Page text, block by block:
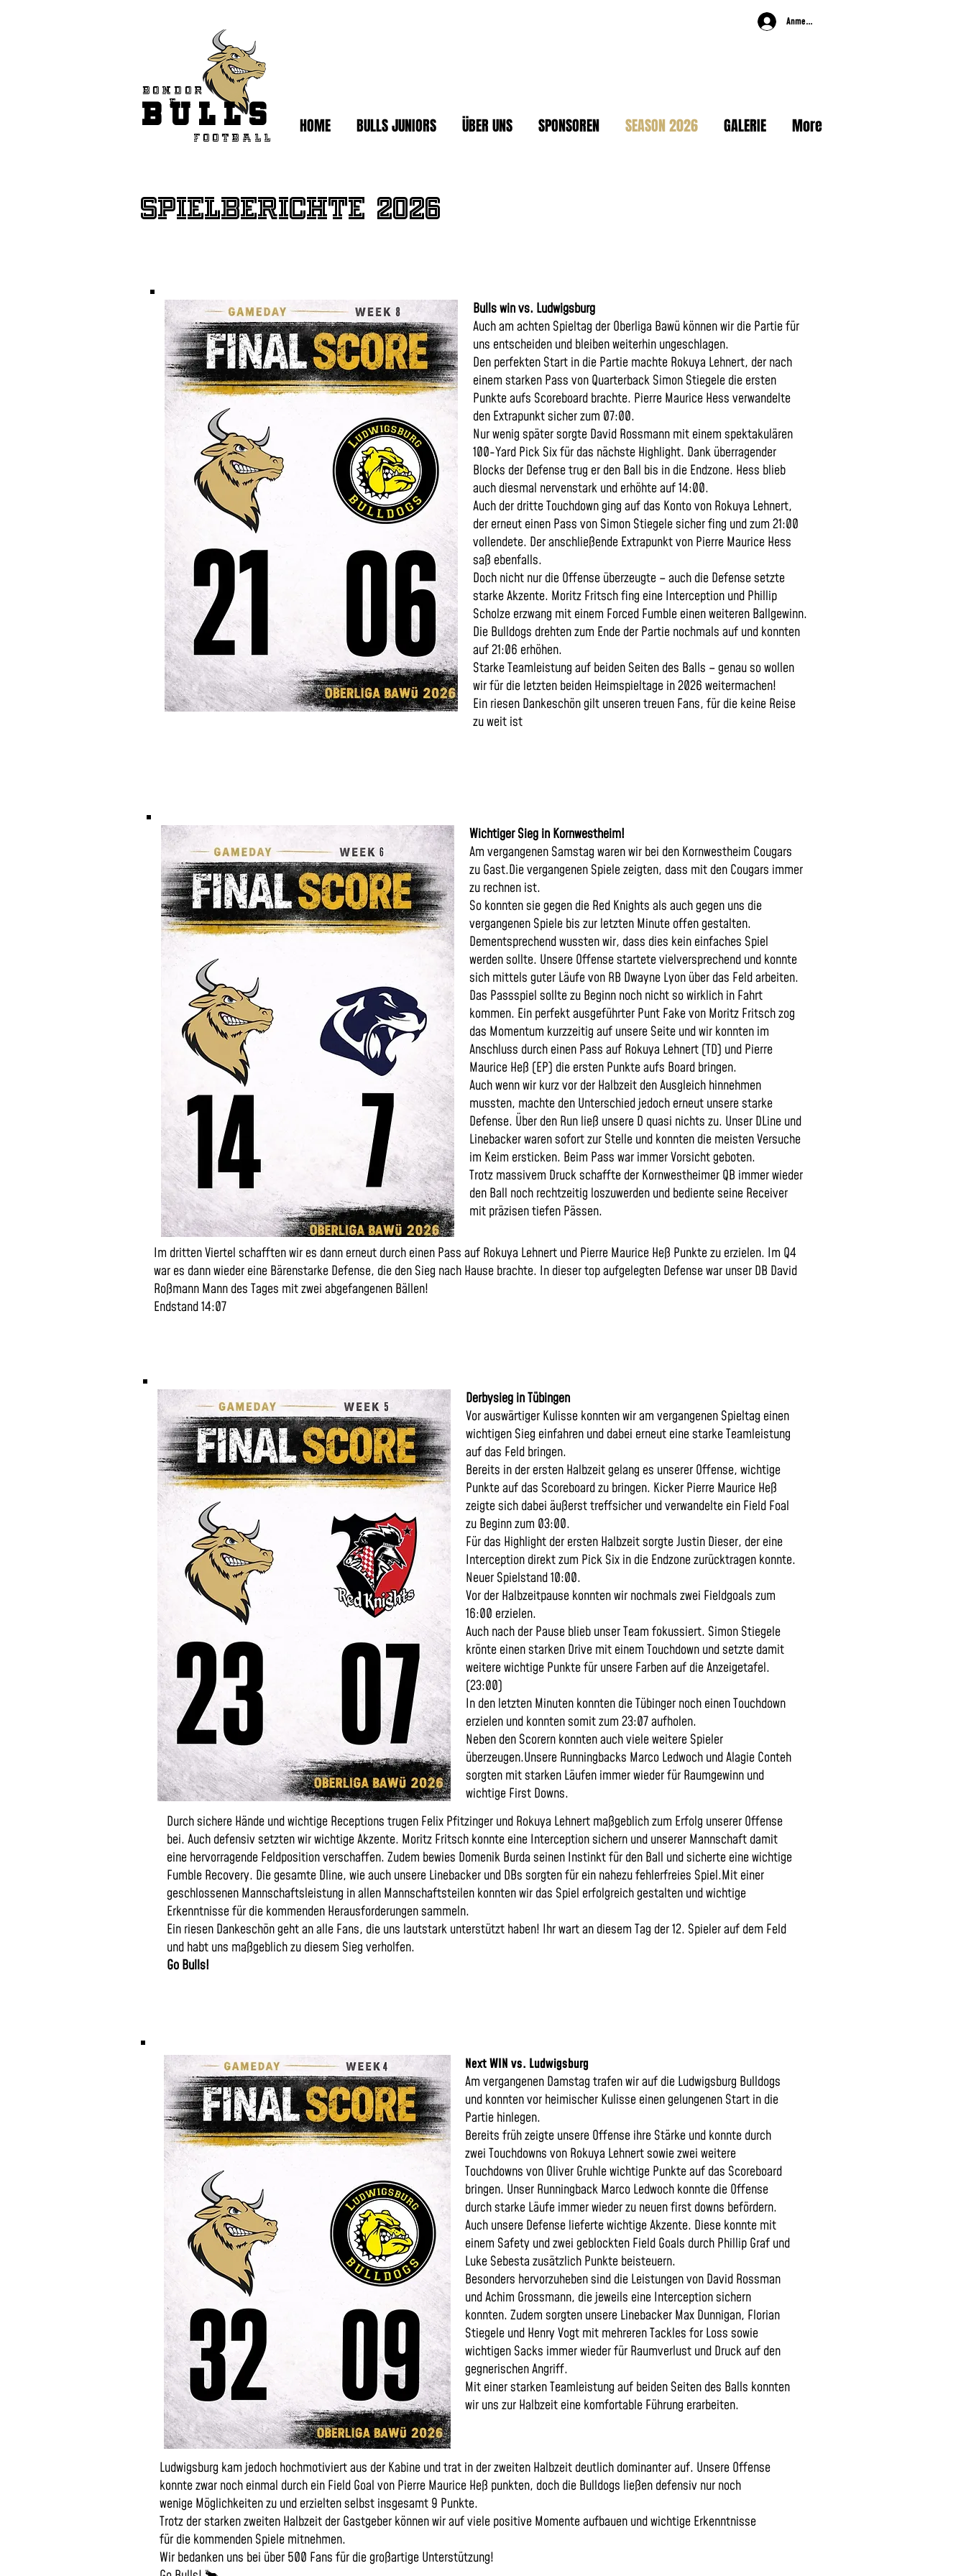
Bondor
f
BULLS
Football
Anmelden
HOME BULLS JUNIORS ÜBER UNS SPONSOREN SEASON 2026 GALERIE More
Spielberichte 2026
Bulls win vs. Ludwigsburg
Auch am achten Spieltag der Oberliga Bawü können wir die Partie für
uns entscheiden und bleiben weiterhin ungeschlagen.
Den perfekten Start in die Partie machte Rokuya Lehnert, der nach
einem starken Pass von Quarterback Simon Stiegele die ersten
Punkte aufs Scoreboard brachte. Pierre Maurice Hess verwandelte
den Extrapunkt sicher zum 07:00.
Nur wenig später sorgte David Rossmann mit einem spektakulären
100-Yard Pick Six für das nächste Highlight. Dank überragender
Blocks der Defense trug er den Ball bis in die Endzone. Hess blieb
auch diesmal nervenstark und erhöhte auf 14:00.
Auch der dritte Touchdown ging auf das Konto von Rokuya Lehnert,
der erneut einen Pass von Simon Stiegele sicher fing und zum 21:00
vollendete. Der anschließende Extrapunkt von Pierre Maurice Hess
saß ebenfalls.
Doch nicht nur die Offense überzeugte – auch die Defense setzte
starke Akzente. Moritz Fritsch fing eine Interception und Phillip
Scholze erzwang mit einem Forced Fumble einen weiteren Ballgewinn.
Die Bulldogs drehten zum Ende der Partie nochmals auf und konnten
auf 21:06 erhöhen.
Starke Teamleistung auf beiden Seiten des Balls – genau so wollen
wir für die letzten beiden Heimspieltage in 2026 weitermachen!
Ein riesen Dankeschön gilt unseren treuen Fans, für die keine Reise
zu weit ist
Wichtiger Sieg in Kornwestheim!
Am vergangenen Samstag waren wir bei den Kornwestheim Cougars
zu Gast.Die vergangenen Spiele zeigten, dass mit den Cougars immer
zu rechnen ist.
So konnten sie gegen die Red Knights als auch gegen uns die
vergangenen Spiele bis zur letzten Minute offen gestalten.
Dementsprechend wussten wir, dass dies kein einfaches Spiel
werden sollte. Unsere Offense startete vielversprechend und konnte
sich mittels guter Läufe von RB Dwayne Lyon über das Feld arbeiten.
Das Passspiel sollte zu Beginn noch nicht so wirklich in Fahrt
kommen. Ein perfekt ausgeführter Punt Fake von Moritz Fritsch zog
das Momentum kurzzeitig auf unsere Seite und wir konnten im
Anschluss durch einen Pass auf Rokuya Lehnert (TD) und Pierre
Maurice Heß (EP) die ersten Punkte aufs Board bringen.
Auch wenn wir kurz vor der Halbzeit den Ausgleich hinnehmen
mussten, machte den Unterschied jedoch erneut unsere starke
Defense. Über den Run ließ unsere D quasi nichts zu. Unser DLine und
Linebacker waren sofort zur Stelle und konnten die meisten Versuche
im Keim ersticken. Beim Pass war immer Vorsicht geboten.
Trotz massivem Druck schaffte der Kornwestheimer QB immer wieder
den Ball noch rechtzeitig loszuwerden und bediente seine Receiver
mit präzisen tiefen Pässen.
Im dritten Viertel schafften wir es dann erneut durch einen Pass auf Rokuya Lehnert und Pierre Maurice Heß Punkte zu erzielen. Im Q4
war es dann wieder eine Bärenstarke Defense, die den Sieg nach Hause brachte. In dieser top aufgelegten Defense war unser DB David
Roßmann Mann des Tages mit zwei abgefangenen Bällen!
Endstand 14:07
Derbysieg in Tübingen
Vor auswärtiger Kulisse konnten wir am vergangenen Spieltag einen
wichtigen Sieg einfahren und dabei erneut eine starke Teamleistung
auf das Feld bringen.
Bereits in der ersten Halbzeit gelang es unserer Offense, wichtige
Punkte auf das Scoreboard zu bringen. Kicker Pierre Maurice Heß
zeigte sich dabei äußerst treffsicher und verwandelte ein Field Foal
zu Beginn zum 03:00.
Für das Highlight der ersten Halbzeit sorgte Justin Dieser, der eine
Interception direkt zum Pick Six in die Endzone zurücktragen konnte.
Neuer Spielstand 10:00.
Vor der Halbzeitpause konnten wir nochmals zwei Fieldgoals zum
16:00 erzielen.
Auch nach der Pause blieb unser Team fokussiert. Simon Stiegele
krönte einen starken Drive mit einem Touchdown und setzte damit
weitere wichtige Punkte für unsere Farben auf die Anzeigetafel.
(23:00)
In den letzten Minuten konnten die Tübinger noch einen Touchdown
erzielen und konnten somit zum 23:07 aufholen.
Neben den Scorern konnten auch viele weitere Spieler
überzeugen.Unsere Runningbacks Marco Ledwoch und Alagie Conteh
sorgten mit starken Läufen immer wieder für Raumgewinn und
wichtige First Downs.
Durch sichere Hände und wichtige Receptions trugen Felix Pfitzinger und Rokuya Lehnert maßgeblich zum Erfolg unserer Offense
bei. Auch defensiv setzten wir wichtige Akzente. Moritz Fritsch konnte eine Interception sichern und unserer Mannschaft damit
eine hervorragende Feldposition verschaffen. Zudem bewies Domenik Burda seinen Instinkt für den Ball und sicherte eine wichtige
Fumble Recovery. Die gesamte Dline, wie auch unsere Linebacker und DBs sorgten für ein nahezu fehlerfreies Spiel.Mit einer
geschlossenen Mannschaftsleistung in allen Mannschaftsteilen konnten wir das Spiel erfolgreich gestalten und wichtige
Erkenntnisse für die kommenden Herausforderungen sammeln.
Ein riesen Dankeschön geht an alle Fans, die uns lautstark unterstützt haben! Ihr wart an diesem Tag der 12. Spieler auf dem Feld
und habt uns maßgeblich zu diesem Sieg verholfen.
Go Bulls!
Ludwigsburg kam jedoch hochmotiviert aus der Kabine und trat in der zweiten Halbzeit deutlich dominanter auf. Unsere Offense
konnte zwar noch einmal durch ein Field Goal von Pierre Maurice Heß punkten, doch die Bulldogs ließen defensiv nur noch
wenige Möglichkeiten zu und erzielten selbst insgesamt 9 Punkte.
Trotz der starken zweiten Halbzeit der Gastgeber können wir auf viele positive Momente aufbauen und wichtige Erkenntnisse
für die kommenden Spiele mitnehmen.
Wir bedanken uns bei über 500 Fans für die großartige Unterstützung!
Next WIN vs. Ludwigsburg
Am vergangenen Damstag trafen wir auf die Ludwigsburg Bulldogs
und konnten vor heimischer Kulisse einen gelungenen Start in die
Partie hinlegen.
Bereits früh zeigte unsere Offense ihre Stärke und konnte durch
zwei Touchdowns von Rokuya Lehnert sowie zwei weitere
Touchdowns von Oliver Gruhle wichtige Punkte auf das Scoreboard
bringen. Unser Runningback Marco Ledwoch konnte die Offense
durch starke Läufe immer wieder zu neuen first downs befördern.
Auch unsere Defense lieferte wichtige Akzente. Diese konnte mit
einem Safety und zwei geblockten Field Goals durch Phillip Graf und
Luke Sebesta zusätzlich Punkte beisteuern.
Besonders hervorzuheben sind die Leistungen von David Rossman
und Achim Grossmann, die jeweils eine Interception sichern
konnten. Zudem sorgten unsere Linebacker Max Dunnigan, Florian
Stiegele und Henry Vogt mit mehreren Tackles for Loss sowie
wichtigen Sacks immer wieder für Raumverlust und Druck auf den
gegnerischen Angriff.
Mit einer starken Teamleistung auf beiden Seiten des Balls konnten
wir uns zur Halbzeit eine komfortable Führung erarbeiten.